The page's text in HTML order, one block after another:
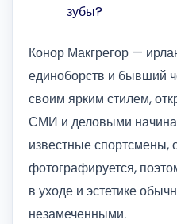
зубы?
Конор Макгрегор —
единоборств и бывший
своим ярким стилем,
СМИ и деловыми
известные спортсмены,
фотографируется,
в уходе и эстетике
незамеченными.